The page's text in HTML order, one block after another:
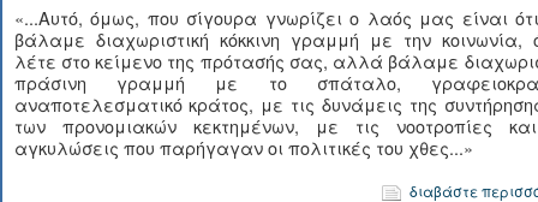
«...Αυτό, όμως, που σίγουρα γνωρίζει ο λαός μας είναι
βάλαμε διαχωριστική κόκκινη γραμμή με την κοινωνία,
λέτε στο κείμενο της πρότασής σας, αλλά βάλαμε
πράσινη γραμμή με το σπάταλο,
αναποτελεσματικό κράτος, με τις δυνάμεις της
των προνομιακών κεκτημένων, με τις νοοτροπίες
αγκυλώσεις που παρήγαγαν οι πολιτικές του χθες...»
διαβάστε